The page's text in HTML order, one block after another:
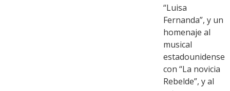
“Luisa
Fernanda”, y un
homenaje al
musical
estadounidense
con “La novicia
Rebelde”, y al